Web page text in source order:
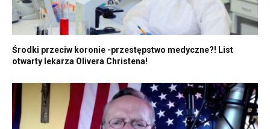
Środki przeciw koronie -przestępstwo medyczne?! List
otwarty lekarza Olivera Christena!